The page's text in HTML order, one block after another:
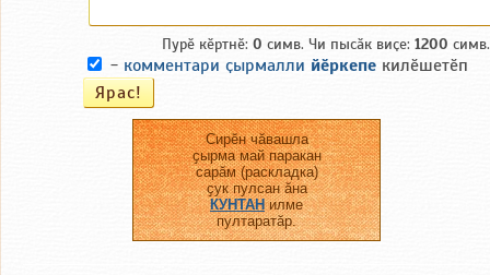
Пурӗ кӗртнӗ: 0 симв. Чи пысӑк виҫе: 1200 симв.
- комментари ҫырмалли йӗркепе килӗшетӗп
Сирӗн чӑвашла
ҫырма май паракан
сарӑм (раскладка)
ҫук пулсан ӑна
КУНТАН илме
пултаратӑр.